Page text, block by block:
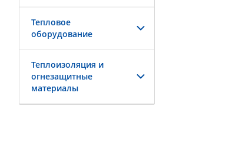
Тепловое
оборудование
Теплоизоляция и
огнезащитные
материалы